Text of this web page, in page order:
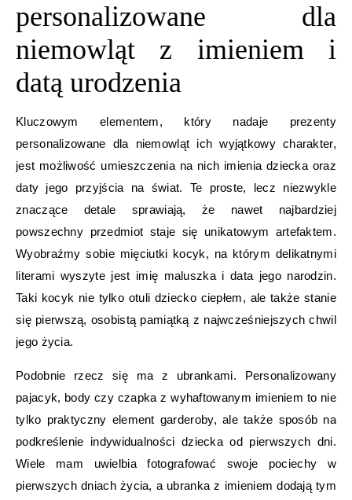
personalizowane dla
niemowląt z imieniem i
datą urodzenia
Kluczowym elementem, który nadaje prezenty
personalizowane dla niemowląt ich wyjątkowy charakter,
jest możliwość umieszczenia na nich imienia dziecka oraz
daty jego przyjścia na świat. Te proste, lecz niezwykle
znaczące detale sprawiają, że nawet najbardziej
powszechny przedmiot staje się unikatowym artefaktem.
Wyobraźmy sobie mięciutki kocyk, na którym delikatnymi
literami wyszyte jest imię maluszka i data jego narodzin.
Taki kocyk nie tylko otuli dziecko ciepłem, ale także stanie
się pierwszą, osobistą pamiątką z najwcześniejszych chwil
jego życia.
Podobnie rzecz się ma z ubrankami. Personalizowany
pajacyk, body czy czapka z wyhaftowanym imieniem to nie
tylko praktyczny element garderoby, ale także sposób na
podkreślenie indywidualności dziecka od pierwszych dni.
Wiele mam uwielbia fotografować swoje pociechy w
pierwszych dniach życia, a ubranka z imieniem dodają tym